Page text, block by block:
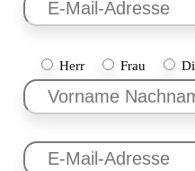
Herr Frau